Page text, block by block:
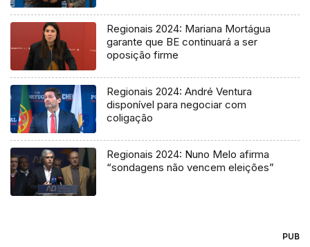
Regionais 2024: Mariana Mortágua
garante que BE continuará a ser
oposição firme
Regionais 2024: André Ventura
disponível para negociar com
coligação
Regionais 2024: Nuno Melo afirma
“sondagens não vencem eleições”
PUB